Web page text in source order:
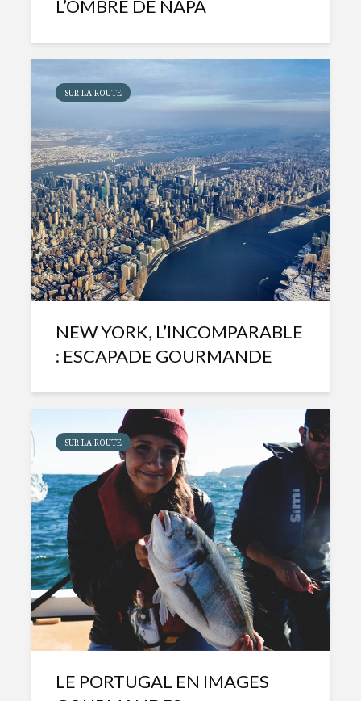
L’OMBRE DE NAPA
SUR LA ROUTE
NEW YORK, L’INCOMPARABLE
: ESCAPADE GOURMANDE
SUR LA ROUTE
LE PORTUGAL EN IMAGES